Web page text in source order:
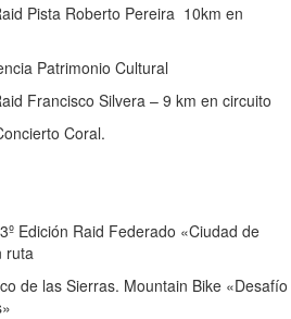
Pista Roberto Pereira 10km en
Patrimonio Cultural
Francisco Silvera – 9 km en circuito
Coral.
Edición Raid Federado «Ciudad de
ruta
de las Sierras. Mountain Bike «Desafío